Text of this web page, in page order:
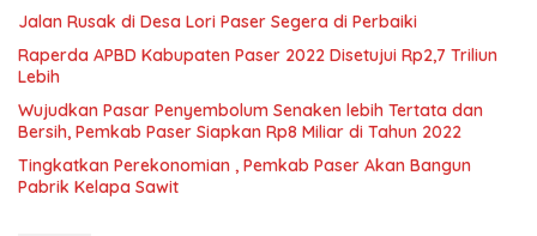
Jalan Rusak di Desa Lori Paser Segera di Perbaiki
Raperda APBD Kabupaten Paser 2022 Disetujui Rp2,7 Triliun
Lebih
Wujudkan Pasar Penyembolum Senaken lebih Tertata dan
Bersih, Pemkab Paser Siapkan Rp8 Miliar di Tahun 2022
Tingkatkan Perekonomian , Pemkab Paser Akan Bangun
Pabrik Kelapa Sawit